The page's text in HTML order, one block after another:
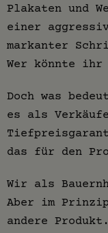
Plakaten und
einer
markanter
Wer könnte ihr
Doch was
es als
das für den
Wir als
Aber im
andere Produkt.